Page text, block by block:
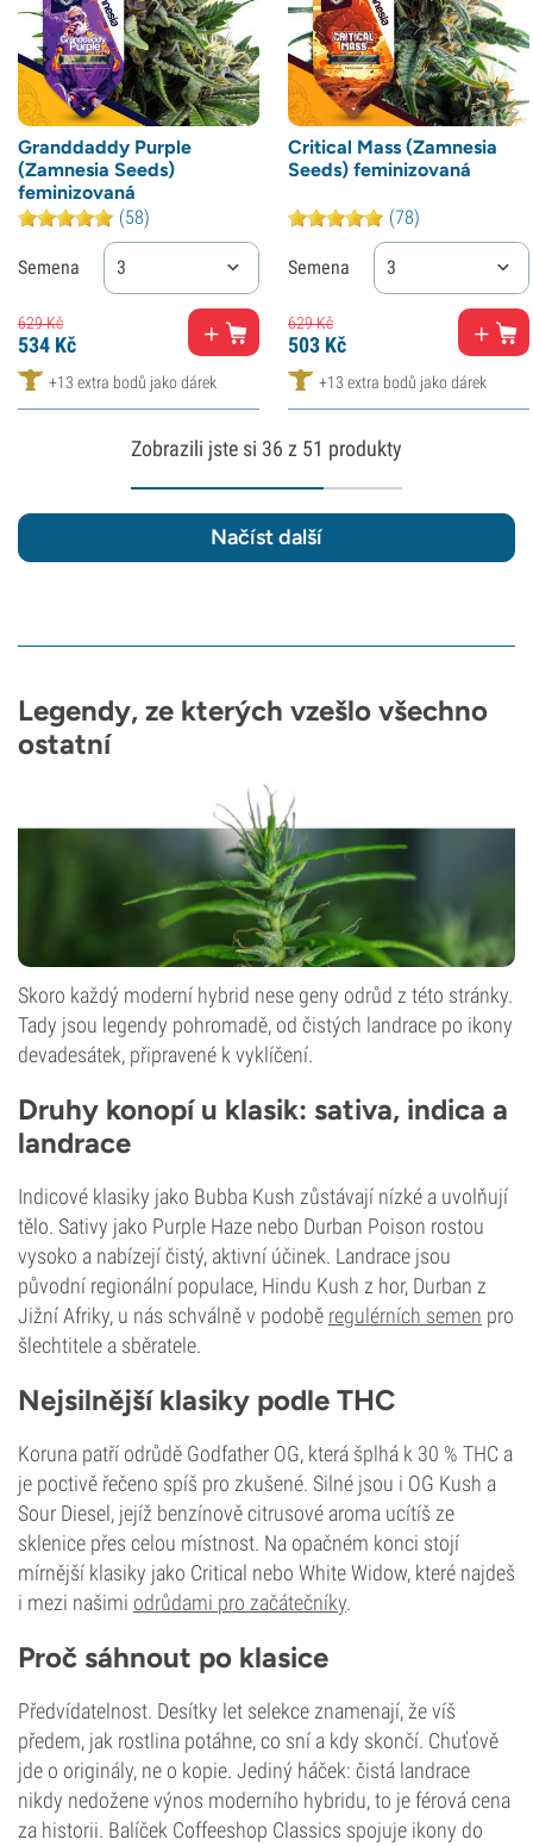
Granddaddy Purple
(Zamnesia Seeds)
feminizovaná
(58)
Semena 3
629Kč
534 Kč
+13 extra bodů jako dárek
Critical Mass (Zamnesia
Seeds) feminizovaná
(78)
Semena 3
629Kč
503 Kč
+13 extra bodů jako dárek
Zobrazili jste si 36 z 51 produkty
Načíst další
Legendy, ze kterých vzešlo všechno
ostatní
Skoro každý moderní hybrid nese geny odrůd z této stránky.
Tady jsou legendy pohromadě, od čistých landrace po ikony
devadesátek, připravené k vyklíčení.
Druhy konopí u klasik: sativa, indica a
landrace
Indicové klasiky jako Bubba Kush zůstávají nízké a uvolňují
tělo. Sativy jako Purple Haze nebo Durban Poison rostou
vysoko a nabízejí čistý, aktivní účinek. Landrace jsou
původní regionální populace, Hindu Kush z hor, Durban z
Jižní Afriky, u nás schválně v podobě regulérních semen pro
šlechtitele a sběratele.
Nejsilnější klasiky podle THC
Koruna patří odrůdě Godfather OG, která šplhá k 30 % THC a
je poctivě řečeno spíš pro zkušené. Silné jsou i OG Kush a
Sour Diesel, jejíž benzínově citrusové aroma ucítíš ze
sklenice přes celou místnost. Na opačném konci stojí
mírnější klasiky jako Critical nebo White Widow, které najdeš
i mezi našimi odrůdami pro začátečníky.
Proč sáhnout po klasice
Předvídatelnost. Desítky let selekce znamenají, že víš
předem, jak rostlina potáhne, co sní a kdy skončí. Chuťově
jde o originály, ne o kopie. Jediný háček: čistá landrace
nikdy nedožene výnos moderního hybridu, to je férová cena
za historii. Balíček Coffeeshop Classics spojuje ikony do